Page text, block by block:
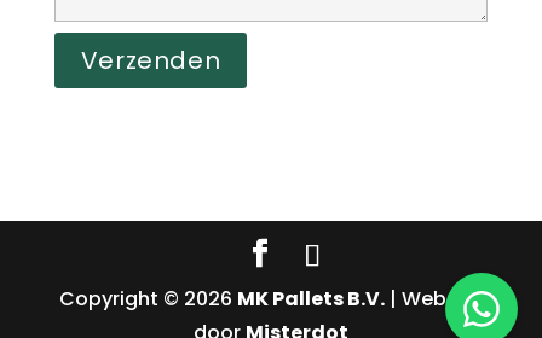
Copyright © 2026 MK Pallets B.V.| Website